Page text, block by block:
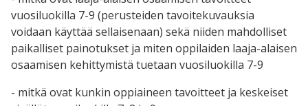
vuosiluokilla 7-9 (perusteiden tavoitekuvauksia
voidaan käyttää sellaisenaan) sekä niiden mahdolliset
paikalliset painotukset ja miten oppilaiden laaja-alaisen
osaamisen kehittymistä tuetaan vuosiluokilla 7-9
- mitkä ovat kunkin oppiaineen tavoitteet ja keskeiset